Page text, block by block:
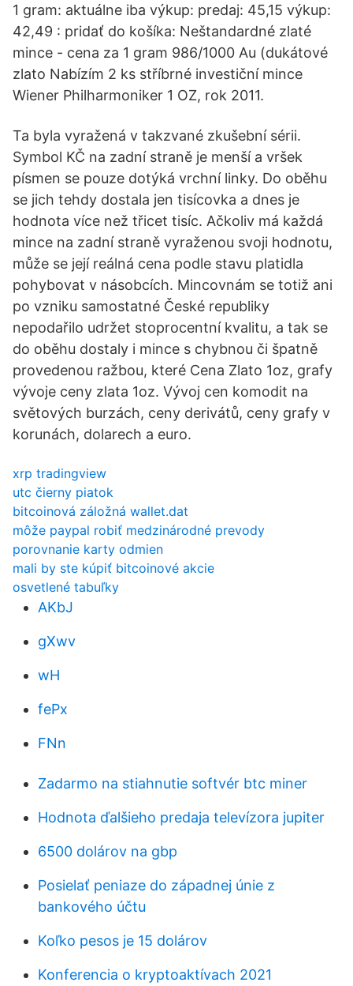
1 gram: aktuálne iba výkup: predaj: 45,15 výkup:
42,49 : pridať do košíka: Neštandardné zlaté
mince - cena za 1 gram 986/1000 Au (dukátové
zlato Nabízím 2 ks stříbrné investiční mince
Wiener Philharmoniker 1 OZ, rok 2011.
Ta byla vyražená v takzvané zkušební sérii.
Symbol KČ na zadní straně je menší a vršek
písmen se pouze dotýká vrchní linky. Do oběhu
se jich tehdy dostala jen tisícovka a dnes je
hodnota více než třicet tisíc. Ačkoliv má každá
mince na zadní straně vyraženou svoji hodnotu,
může se její reálná cena podle stavu platidla
pohybovat v násobcích. Mincovnám se totiž ani
po vzniku samostatné České republiky
nepodařilo udržet stoprocentní kvalitu, a tak se
do oběhu dostaly i mince s chybnou či špatně
provedenou ražbou, které Cena Zlato 1oz, grafy
vývoje ceny zlata 1oz. Vývoj cen komodit na
světových burzách, ceny derivátů, ceny grafy v
korunách, dolarech a euro.
xrp tradingview
utc čierny piatok
bitcoinová záložná wallet.dat
môže paypal robiť medzinárodné prevody
porovnanie karty odmien
mali by ste kúpiť bitcoinové akcie
osvetlené tabuľky
AKbJ
gXwv
wH
fePx
FNn
Zadarmo na stiahnutie softvér btc miner
Hodnota ďalšieho predaja televízora jupiter
6500 dolárov na gbp
Posielať peniaze do západnej únie z
bankového účtu
Koľko pesos je 15 dolárov
Konferencia o kryptoaktívach 2021